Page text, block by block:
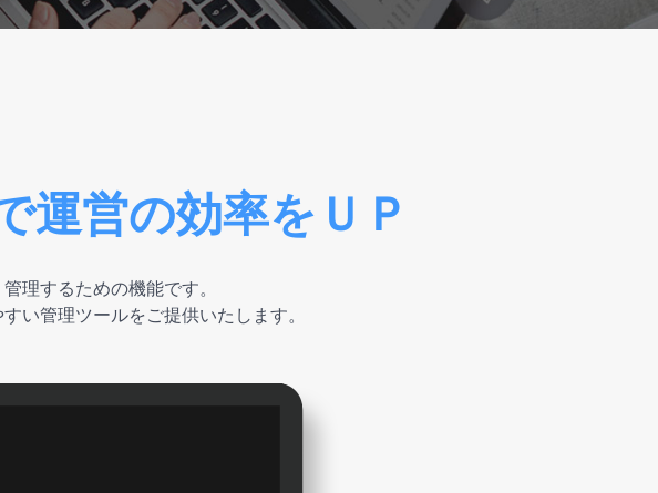
運営の効率をＵＰ
理するための機能です。
い管理ツールをご提供いたします。